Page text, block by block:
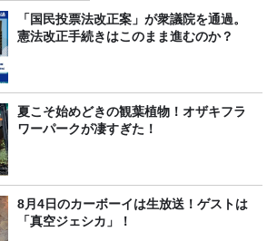
「国民投票法改正案」が衆議院を通過。
憲法改正手続きはこのまま進むのか？
夏こそ始めどきの観葉植物！オザキフラ
ワーパークが凄すぎた！
8月4日のカーボーイは生放送！ゲストは
「真空ジェシカ」！